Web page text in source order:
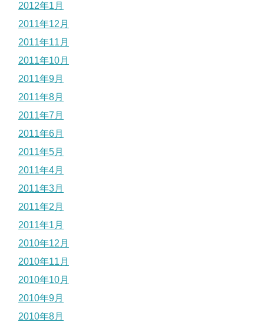
2012年1月
2011年12月
2011年11月
2011年10月
2011年9月
2011年8月
2011年7月
2011年6月
2011年5月
2011年4月
2011年3月
2011年2月
2011年1月
2010年12月
2010年11月
2010年10月
2010年9月
2010年8月